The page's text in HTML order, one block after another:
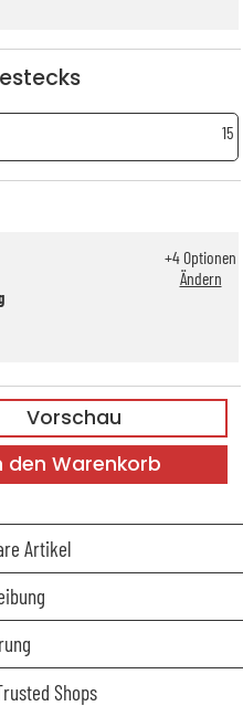
15
+4Optionen
Ändern
Vorschau
den Warenkorb
Artikel
Shops